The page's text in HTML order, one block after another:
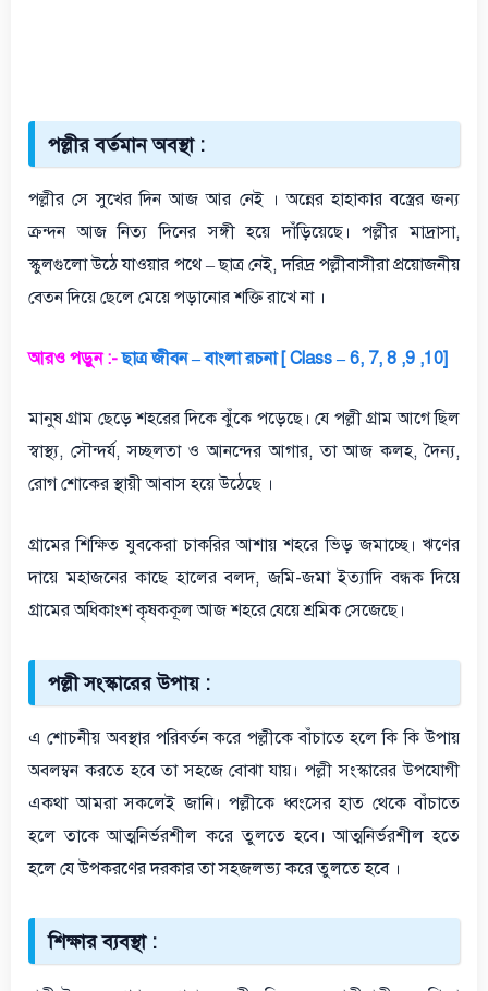
পল্লীর বর্তমান অবস্থা :
পল্লীর সে সুখের দিন আজ আর নেই । অন্নের হাহাকার বস্ত্রের জন্য
ক্রন্দন আজ নিত্য দিনের সঙ্গী হয়ে দাঁড়িয়েছে। পল্লীর মাদ্রাসা,
স্কুলগুলো উঠে যাওয়ার পথে – ছাত্র নেই, দরিদ্র পল্লীবাসীরা প্রয়োজনীয়
বেতন দিয়ে ছেলে মেয়ে পড়ানোর শক্তি রাখে না ।
আরও পড়ুন :- ছাত্র জীবন – বাংলা রচনা [ Class – 6, 7, 8 ,9 ,10]
মানুষ গ্রাম ছেড়ে শহরের দিকে ঝুঁকে পড়েছে। যে পল্লী গ্রাম আগে ছিল
স্বাস্থ্য, সৌন্দর্য, সচ্ছলতা ও আনন্দের আগার, তা আজ কলহ, দৈন্য,
রোগ শোকের স্থায়ী আবাস হয়ে উঠেছে ।
গ্রামের শিক্ষিত যুবকেরা চাকরির আশায় শহরে ভিড় জমাচ্ছে। ঋণের
দায়ে মহাজনের কাছে হালের বলদ, জমি-জমা ইত্যাদি বন্ধক দিয়ে
গ্রামের অধিকাংশ কৃষককূল আজ শহরে যেয়ে শ্রমিক সেজেছে।
পল্লী সংস্কারের উপায় :
এ শোচনীয় অবস্থার পরিবর্তন করে পল্লীকে বাঁচাতে হলে কি কি উপায়
অবলম্বন করতে হবে তা সহজে বোঝা যায়। পল্লী সংস্কারের উপযোগী
একথা আমরা সকলেই জানি। পল্লীকে ধ্বংসের হাত থেকে বাঁচাতে
হলে তাকে আত্মনির্ভরশীল করে তুলতে হবে। আত্মনির্ভরশীল হতে
হলে যে উপকরণের দরকার তা সহজলভ্য করে তুলতে হবে ।
শিক্ষার ব্যবস্থা :